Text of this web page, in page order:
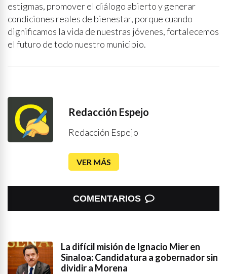
estigmas, promover el diálogo abierto y generar
condiciones reales de bienestar, porque cuando
dignificamos la vida de nuestras jóvenes, fortalecemos
el futuro de todo nuestro municipio.
Redacción Espejo
Redacción Espejo
VER MÁS
COMENTARIOS
La difícil misión de Ignacio Mier en
Sinaloa: Candidatura a gobernador sin
dividir a Morena